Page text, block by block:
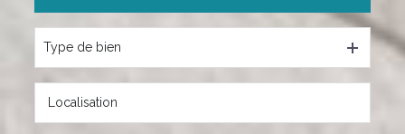
Type de bien